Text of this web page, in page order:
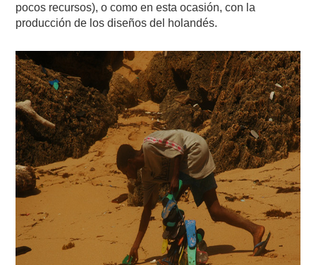
pocos recursos), o como en esta ocasión, con la
producción de los diseños del holandés.